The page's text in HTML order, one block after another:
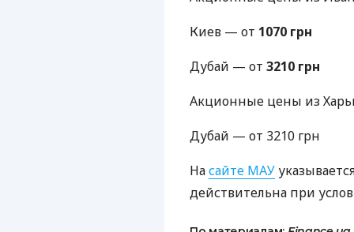
Киев — от 1070 грн
Дубай — от 3210 грн
Акционные цены из
Дубай — от 3210 грн
Насайте МАУ
действительна при